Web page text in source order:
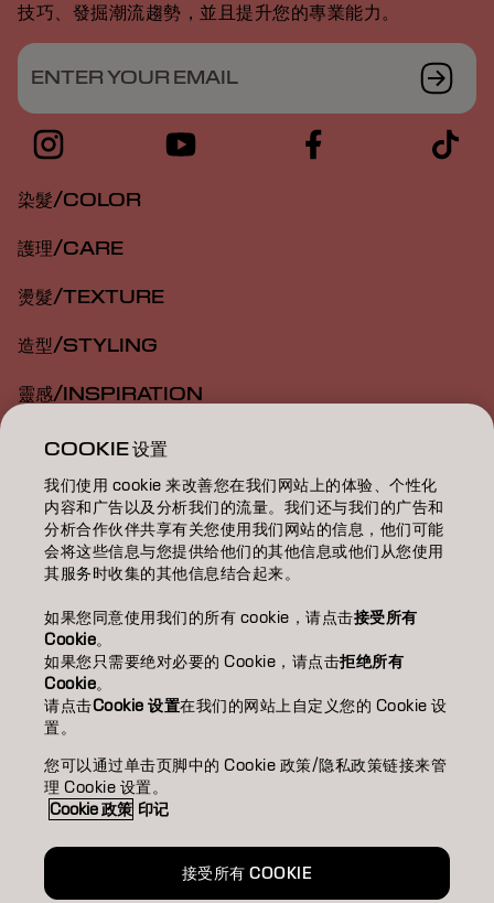
技巧、發掘潮流趨勢，並且提升您的專業能力。
ENTER YOUR EMAIL
染髮/COLOR
護理/CARE
燙髮/TEXTURE
造型/STYLING
靈感/INSPIRATION
教育/EDUCATION
關於我們/ABOUT
成為合作夥伴
聯絡我們
ImprintPrivacy PolicyCookie Policy Terms Of Use
Accessibility
TW | Chinese (Traditional)
COOKIE 设置
我们使用 cookie 来改善您在我们网站上的体验、个性化
内容和广告以及分析我们的流量。我们还与我们的广告和
分析合作伙伴共享有关您使用我们网站的信息，他们可能
会将这些信息与您提供给他们的其他信息或他们从您使用
其服务时收集的其他信息结合起来。
如果您同意使用我们的所有 cookie，请点击接受所有
Cookie。
如果您只需要绝对必要的 Cookie，请点击拒绝所有
Cookie。
请点击Cookie 设置在我们的网站上自定义您的 Cookie 设
置。
您可以通过单击页脚中的 Cookie 政策/隐私政策链接来管
理 Cookie 设置。
Cookie 政策 印记
接受所有 COOKIE